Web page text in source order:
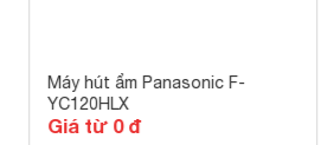
Máy hút ẩm Panasonic F-
YC120HLX
Giá từ 0 đ